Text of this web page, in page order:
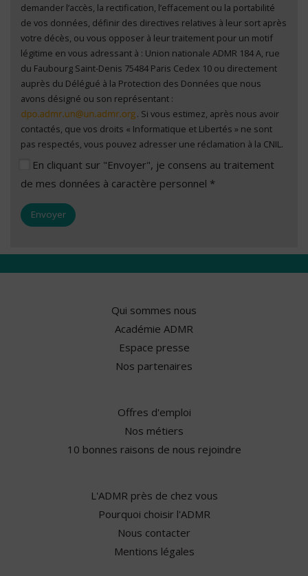
demander l’accès, la rectification, l’effacement ou la portabilité
de vos données, définir des directives relatives à leur sort après
votre décès, ou vous opposer à leur traitement pour un motif
légitime en vous adressant à : Union nationale ADMR 184 A, rue
du Faubourg Saint-Denis 75484 Paris Cedex 10 ou directement
auprès du Délégué à la Protection des Données que nous
avons désigné ou son représentant :
. Si vous estimez, après nous avoir
contactés, que vos droits « Informatique et Libertés » ne sont
pas respectés, vous pouvez adresser une réclamation à la CNIL.
En cliquant sur "Envoyer", je consens au traitement
de mes données à caractère personnel *
Qui sommes nous
Académie ADMR
Espace presse
Nos partenaires
Offres d'emploi
Nos métiers
10 bonnes raisons de nous rejoindre
L'ADMR près de chez vous
Pourquoi choisir l'ADMR
Nous contacter
Mentions légales